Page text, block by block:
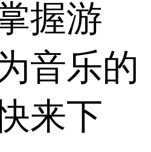
握游
音乐的
来下